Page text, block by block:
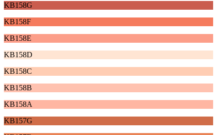
KB158G
KB158F
KB158E
KB158D
KB158C
KB158B
KB158A
KB157G